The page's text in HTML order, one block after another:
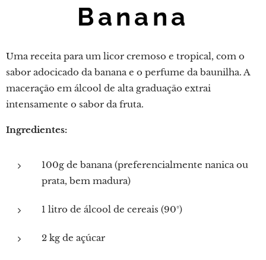
Banana
Uma receita para um licor cremoso e tropical, com o
sabor adocicado da banana e o perfume da baunilha. A
maceração em álcool de alta graduação extrai
intensamente o sabor da fruta.
Ingredientes:
100g de banana (preferencialmente nanica ou
prata, bem madura)
1 litro de álcool de cereais (90°)
2 kg de açúcar